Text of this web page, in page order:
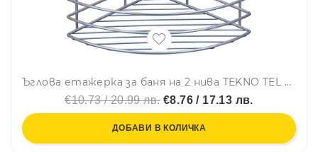
Ъглова етажерка за баня на 2 нива TEKNO TEL BK 042, 21х21х32 см, Закрепване с дюбел, Сребрист
€10.73 / 20.99 лв.€8.76 / 17.13 лв.
ДОБАВИ В КОЛИЧКА